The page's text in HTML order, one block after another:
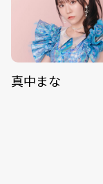
真中まな